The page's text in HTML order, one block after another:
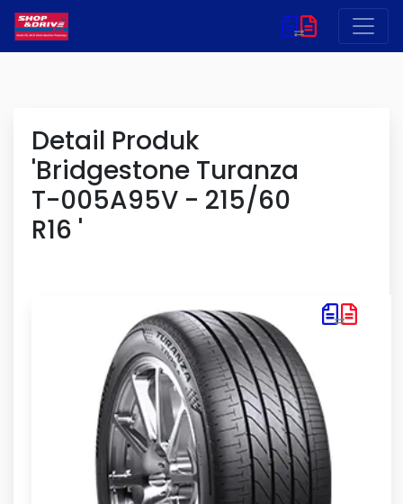
Detail Produk
'Bridgestone Turanza
T-005A95V - 215/60
R16 '